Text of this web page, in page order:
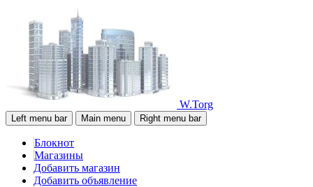
W.Torg
Left menu bar Main menu Right menu bar
Блокнот
Магазины
Добавить магазин
Добавить объявление